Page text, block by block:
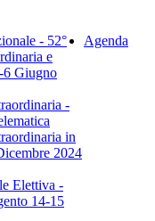
- 52°
e
6 Giugno
-
in
2024
Elettiva -
14-15
Agenda